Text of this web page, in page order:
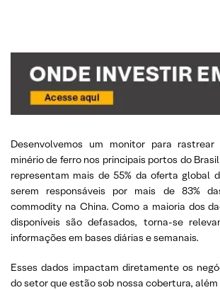
Desenvolvemos um monitor para
minério de ferro nos principais portos do
representam mais de 55% da oferta global
serem responsáveis por mais de 83%
commodity na China. Como a maioria dos
disponíveis são defasados, torna-se
informações em bases diárias e semanais.
Esses dados impactam diretamente os
do setor que estão sob nossa cobertura,